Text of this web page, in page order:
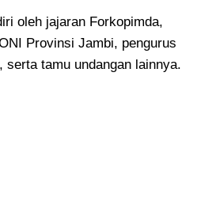
oleh jajaran Forkopimda,
Provinsi Jambi, pengurus
tamu undangan lainnya.